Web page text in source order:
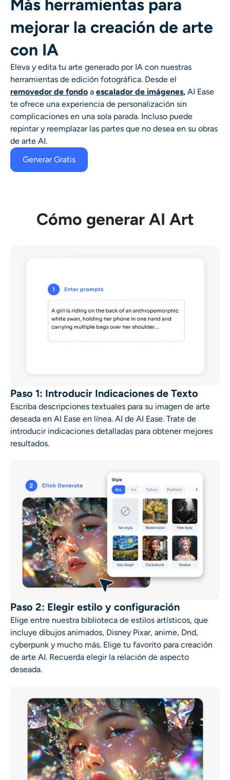
Más herramientas para
mejorar la creación de arte
con IA
Eleva y edita tu arte generado por IA con nuestras
herramientas de edición fotográfica. Desde el
removedor de fondo a escalador de imágenes, AI Ease
te ofrece una experiencia de personalización sin
complicaciones en una sola parada. Incluso puede
repintar y reemplazar las partes que no desea en su obras
de arte AI.
Generar Gratis
Cómo generar AI Art
Paso 1: Introducir Indicaciones de Texto
Escriba descripciones textuales para su imagen de arte
deseada en AI Ease en línea. AI de AI Ease. Trate de
introducir indicaciones detalladas para obtener mejores
resultados.
Paso 2: Elegir estilo y configuración
Elige entre nuestra biblioteca de estilos artísticos, que
incluye dibujos animados, Disney Pixar, anime, Dnd,
cyberpunk y mucho más. Elige tu favorito para creación
de arte AI. Recuerda elegir la relación de aspecto
deseada.